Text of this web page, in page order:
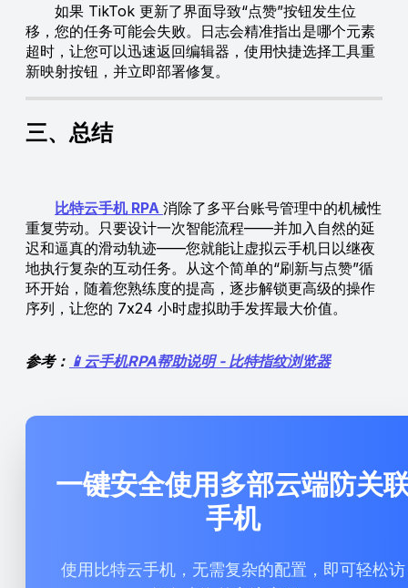
如果 TikTok 更新了界面导致“点赞”按钮发生位
移，您的任务可能会失败。日志会精准指出是哪个元素
超时，让您可以迅速返回编辑器，使用快捷选择工具重
新映射按钮，并立即部署修复。
三、总结
比特云手机 RPA 消除了多平台账号管理中的机械性
重复劳动。只要设计一次智能流程——并加入自然的延
迟和逼真的滑动轨迹——您就能让虚拟云手机日以继夜
地执行复杂的互动任务。从这个简单的“刷新与点赞”循
环开始，随着您熟练度的提高，逐步解锁更高级的操作
序列，让您的 7x24 小时虚拟助手发挥最大价值。
参考： 📱云手机RPA帮助说明 - 比特指纹浏览器
一键安全使用多部云端防关
手机
使用比特云手机，无需复杂的配置，即可轻松访